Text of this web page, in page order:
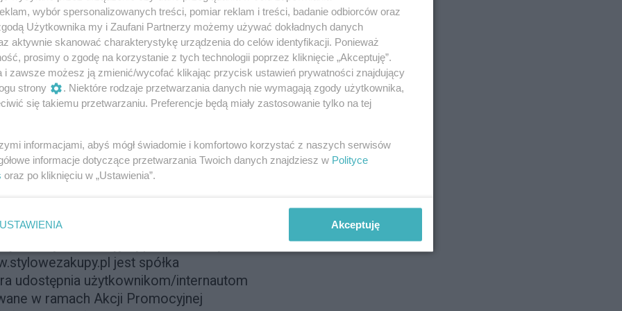
i „PANI” oraz internautom
sklepach/na usługi
miejscach, w formie i terminie opisanych
są czytelnicy magazynów „Twój
korzystający/odwiedzający stronę
Akcji Promocyjnej może być
pełną zdolność do czynności
pełnej zdolności do czynności
wynikające z posiadania
przedstawiciela ustawowego.
Akcji Promocyjnej prowadzonej
jest spółka
udostępnia użytkownikom/internautom
w ramach Akcji Promocyjnej
wybór spersonalizowanych treści, pomiar reklam i treści, badanie odbiorców oraz
Użytkownika my i Zaufani Partnerzy możemy używać dokładnych danych
aktywnie skanować charakterystykę urządzenia do celów identyfikacji. Ponieważ
prosimy o zgodę na korzystanie z tych technologii poprzez kliknięcie „Akceptuję”.
i zawsze możesz ją zmienić/wycofać klikając przycisk ustawień prywatności znajdujący
strony
. Niektóre rodzaje przetwarzania danych nie wymagają zgody użytkownika,
się takiemu przetwarzaniu. Preferencje będą miały zastosowanie tylko na tej
informacjami, abyś mógł świadomie i komfortowo korzystać z naszych serwisów
informacje dotyczące przetwarzania Twoich danych znajdziesz w Polityce
oraz po kliknięciu w „Ustawienia”.
USTAWIENIA Akceptuję